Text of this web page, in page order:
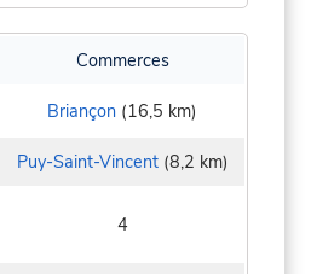
Commerces
Briançon (16,5 km)
Puy-Saint-Vincent(8,2 km)
4